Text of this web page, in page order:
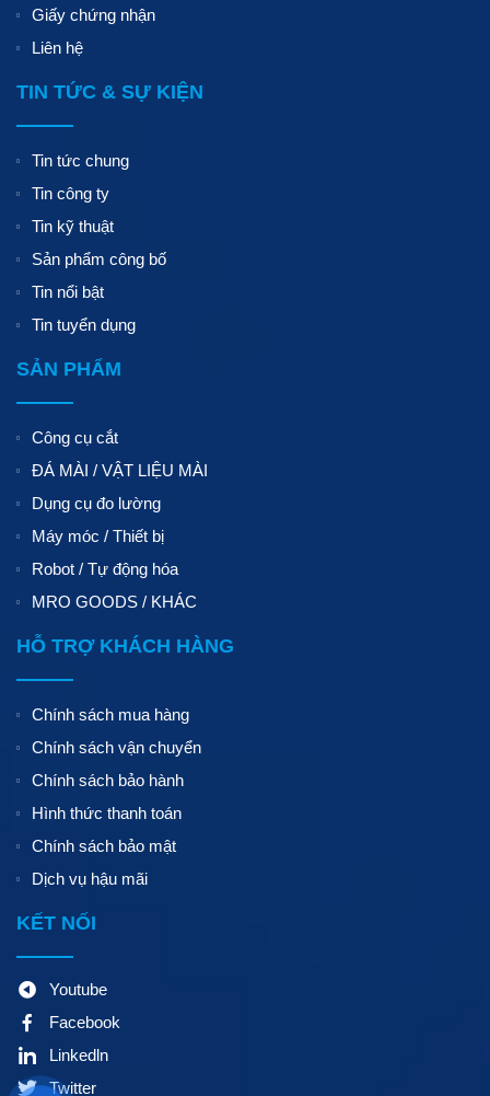
Giấy chứng nhận
Liên hệ
TIN TỨC & SỰ KIỆN
Tin tức chung
Tin công ty
Tin kỹ thuật
Sản phẩm công bố
Tin nổi bật
Tin tuyển dụng
SẢN PHẨM
Công cụ cắt
ĐÁ MÀI / VẬT LIỆU MÀI
Dụng cụ đo lường
Máy móc / Thiết bị
Robot / Tự động hóa
MRO GOODS / KHÁC
HỖ TRỢ KHÁCH HÀNG
Chính sách mua hàng
Chính sách vận chuyển
Chính sách bảo hành
Hình thức thanh toán
Chính sách bảo mật
Dịch vụ hậu mãi
KẾT NỐI
Youtube
Facebook
Linkedln
Twitter